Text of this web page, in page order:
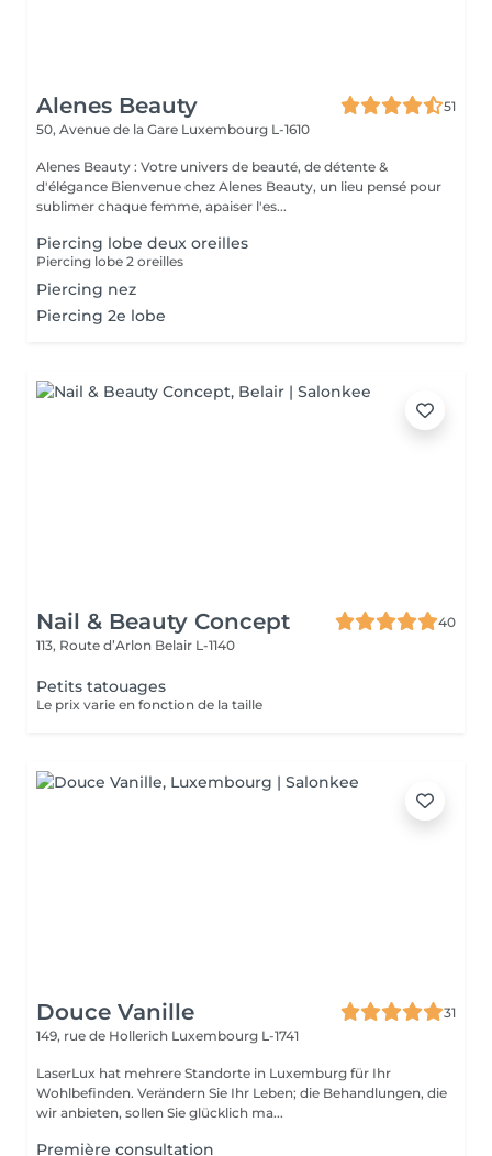
Alenes Beauty
51
50, Avenue de la Gare Luxembourg L-1610
Alenes Beauty : Votre univers de beauté, de détente &
d'élégance Bienvenue chez Alenes Beauty, un lieu pensé pour
sublimer chaque femme, apaiser l'es...
Piercing lobe deux oreilles
Piercing lobe 2 oreilles
Piercing nez
Piercing 2e lobe
Nail & Beauty Concept
40
113, Route d’Arlon Belair L-1140
Petits tatouages
Le prix varie en fonction de la taille
Douce Vanille
31
149, rue de Hollerich Luxembourg L-1741
LaserLux hat mehrere Standorte in Luxemburg für Ihr
Wohlbefinden. Verändern Sie Ihr Leben; die Behandlungen, die
wir anbieten, sollen Sie glücklich ma...
Première consultation